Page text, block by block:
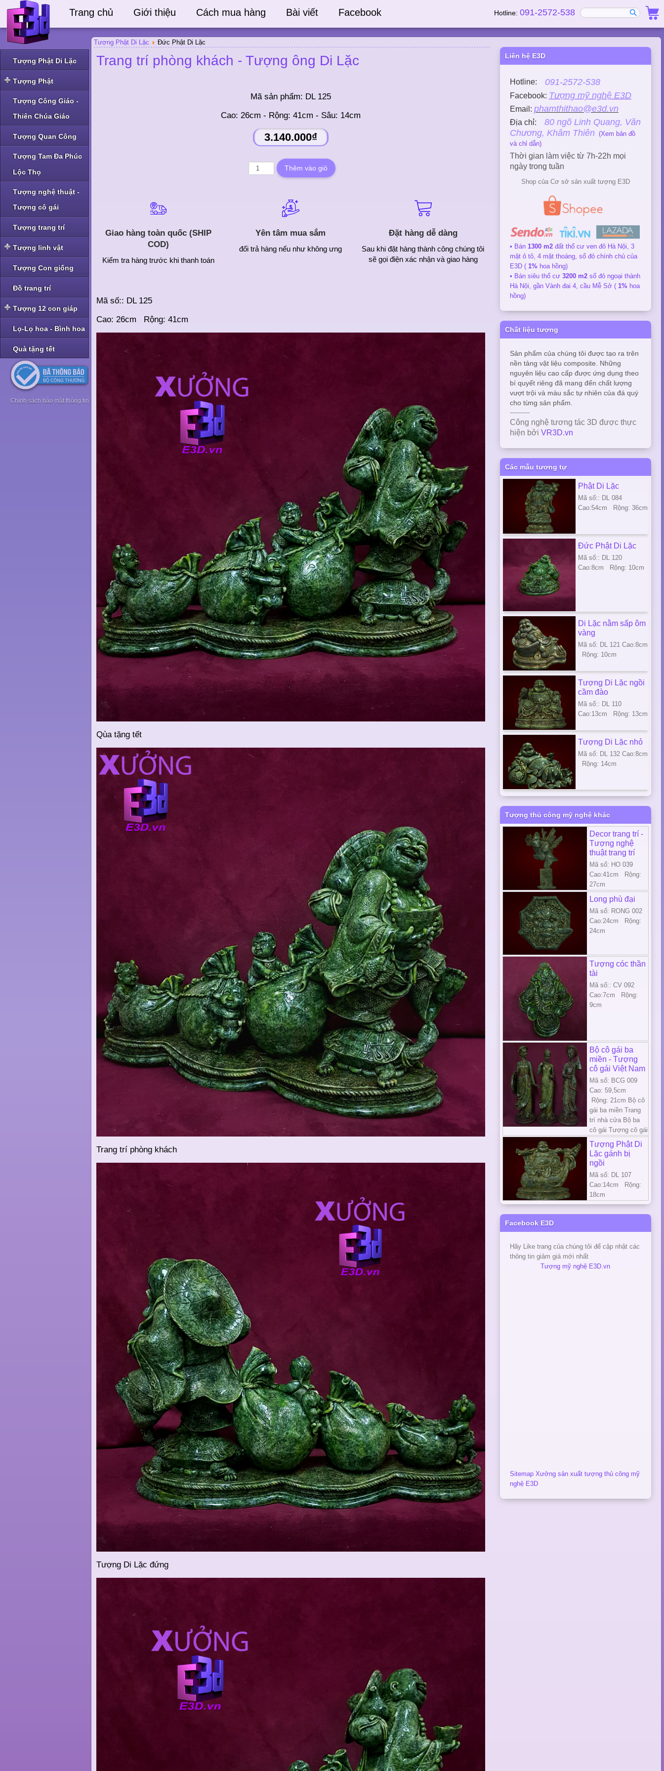
Trang chủ Giới thiệu Cách mua hàng Bài viết Facebook Hotline: 091-2572-538
Tượng Phật Di Lặc Đức Phật Di Lặc
Trang trí phòng khách - Tượng ông Di Lặc
Mã sản phẩm: DL 125
Cao: 26cm - Rộng: 41cm - Sâu: 14cm
3.140.000₫
Giao hàng toàn quốc (SHIP
COD)
Kiểm tra hàng trước khi thanh toán
Yên tâm mua sắm
đổi trả hàng nếu như không ưng
Đặt hàng dễ dàng
Sau khi đặt hàng thành công chúng tôi
sẽ gọi điện xác nhận và giao hàng
Mã số:: DL 125
Cao: 26cm Rộng: 41cm
Qùa tặng tết
Trang trí phòng khách
Tượng Di Lặc đứng
Liên hệ E3D
Hotline: 091-2572-538
Facebook: Tượng mỹ nghệ E3D
Email: phamthithao@e3d.vn
Địa chỉ: 80 ngõ Linh Quang, Văn
Chương, Khâm Thiên (Xem bản đồ
và chỉ dẫn)
Thời gian làm việc từ 7h-22h mọi
ngày trong tuần
Shop của Cơ sở sản xuất tượng E3D
• Bán 1300 m2đất thổ cư ven đô Hà Nội, 3
mặt ô tô, 4 mặt thoáng, sổ đỏ chính chủ của
E3D ( 1%hoa hồng)
• Bán siêu thổ cư 3200 m2sổ đỏ ngoại thành
Hà Nội, gần Vành đai 4, cầu Mễ Sở ( 1%hoa
hồng)
Chất liệu tượng
Sản phẩm của chúng tôi được tạo ra trên
nền tảng vật liệu composite. Những
nguyên liệu cao cấp được ứng dụng theo
bí quyết riêng đã mang đến chất lượng
vượt trội và màu sắc tự nhiên của đá quý
cho từng sản phẩm.
----------
Công nghệ tương tác 3D được thực
hiện bởi VR3D.vn
Các mẫu tương tự
Phật Di Lặc
Mã số:: DL 084
Cao:54cm Rộng: 36cm
Đức Phật Di Lặc
Mã số:: DL 120
Cao:8cm Rộng: 10cm
Di Lặc nằm sấp ôm
vàng
Mã số: DL 121 Cao:8cm
Rộng: 10cm
Tượng Di Lặc ngồi
cầm đào
Mã số:: DL 110
Cao:13cm Rộng: 13cm
Tượng Di Lặc nhỏ
Mã số: DL 132 Cao:8cm
Rộng: 14cm
Tượng thủ công mỹ nghệ khác
Decor trang trí -
Tượng nghệ
thuật trang trí
Mã số: HO 039
Cao:41cm Rộng:
27cm
Long phù đại
Mã số: RONG 002
Cao:24cm Rộng:
24cm
Tượng cóc thần
tài
Mã số:: CV 092
Cao:7cm Rộng:
9cm
Bộ cô gái ba
miền - Tượng
cô gái Việt Nam
Mã số: BCG 009
Cao: 59,5cm
Rộng: 21cm Bộ cô
gái ba miền Trang
trí nhà cửa Bộ ba
cô gái Tượng cô gái
Tượng Phật Di
Lặc gánh bị
ngồi
Mã số: DL 107
Cao:14cm Rộng:
18cm
Facebook E3D
Hãy Like trang của chúng tôi để cập nhật các
thông tin giảm giá mới nhất
Tượng mỹ nghệ E3D.vn
Sitemap Xưởng sản xuất tượng thủ công mỹ
nghệ E3D
Tượng Phật Di Lặc
Tượng Phật
Tượng Phật Thích Ca
và Phật A Di Đà
Tượng Phật Bà Quan
Tượng Công Giáo -
Thiên Chúa Giáo
Tượng Quan Công
Tượng Tam Đa Phúc
Lộc Thọ
Tượng nghệ thuật -
Tượng cô gái
Tượng trang trí
Tượng linh vật
Tượng linh vật Nghê -
Tỳ Hưu
Tượng linh vật Rồng
Thiềm Thừ
Tượng Con giống
Đồ trang trí
Tượng 12 con giáp
Tượng bộ Giáp bé
Tượng bộ Giáp nhỡ
Tượng bộ Giáp to
Tượng bộ Giáp hoa
Lọ-Lọ hoa - Bình hoa
Quà tặng tết
Chính sách bảo mật thông tin